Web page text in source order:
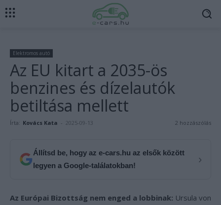
Elektromos autó
Az EU kitart a 2035-ös
benzines és dízelautók
betiltása mellett
Írta: Kovács Kata - 2025-09-13 2 hozzászólás
Állítsd be, hogy az e-cars.hu az elsők között
legyen a Google-találatokban!
›
Az Európai Bizottság nem enged a lobbinak: Ursula von